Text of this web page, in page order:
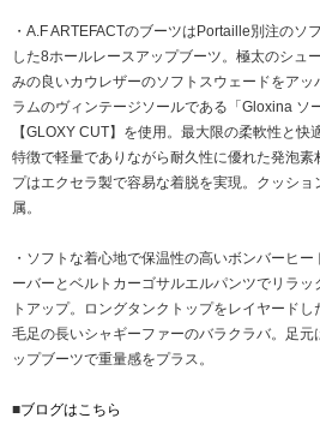
・A.F ARTEFACTのブーツはPortaille別注のソ
した8ホールレースアップブーツ。極太のシュ
みの良いカウレザーのソフトスウェードをア
ラムのヴィンテージソールである「Gloxina ソ
【GLOXY CUT】を使用。最大限の柔軟性と
特徴で軽量でありながら耐久性に優れた発泡素
プはエクセラ製で容易な着脱を実現。クッシ
属。
・ソフトな着心地で保温性の高いボンバーヒ
ーバーとベルトカーゴサルエルパンツでリラ
トアップ。ロングタンクトップをレイヤード
毛足の長いシャギーファーのバラクラバ。足
ップブーツで重量感をプラス。
■ブログはこちら